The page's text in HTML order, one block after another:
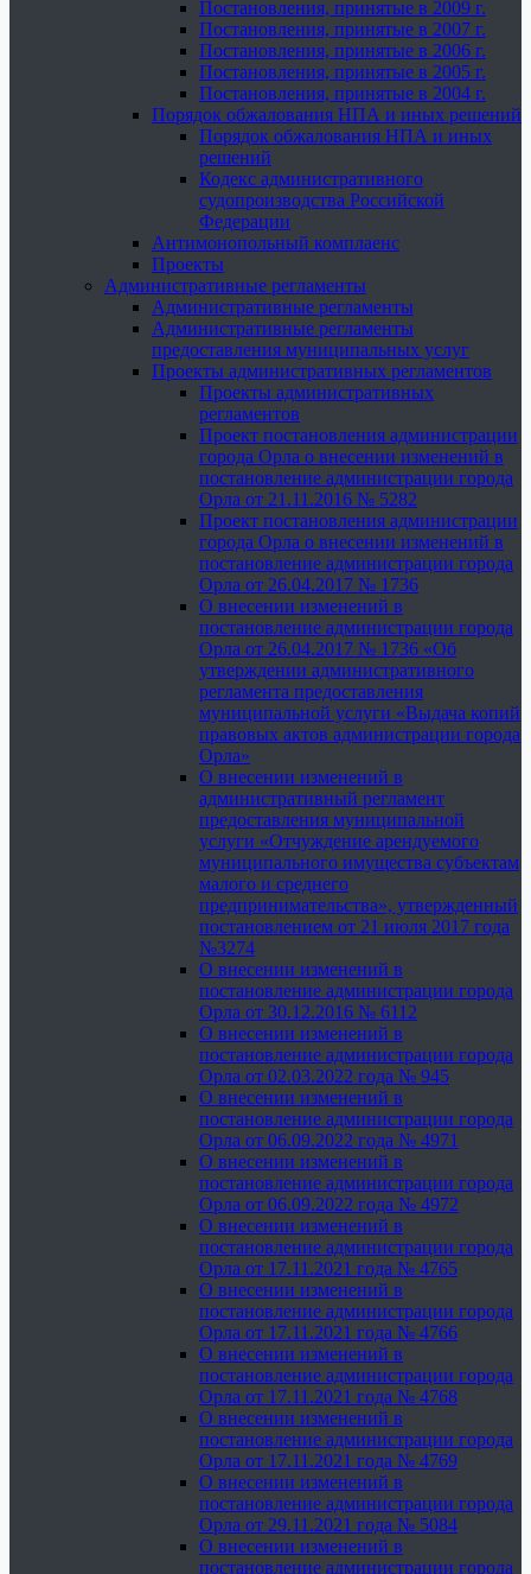
Постановления, принятые в 2009 г.
Постановления, принятые в 2007 г.
Постановления, принятые в 2006 г.
Постановления, принятые в 2005 г.
Постановления, принятые в 2004 г.
Порядок обжалования НПА и иных решений
Порядок обжалования НПА и иных
решений
Кодекс административного
судопроизводства Российской
Федерации
Антимонопольный комплаенс
Проекты
Административные регламенты
Административные регламенты
Административные регламенты
предоставления муниципальных услуг
Проекты административных регламентов
Проекты административных
регламентов
Проект постановления администрации
города Орла о внесении изменений в
постановление администрации города
Орла от 21.11.2016 № 5282
Проект постановления администрации
города Орла о внесении изменений в
постановление администрации города
Орла от 26.04.2017 № 1736
О внесении изменений в
постановление администрации города
Орла от 26.04.2017 № 1736 «Об
утверждении административного
регламента предоставления
муниципальной услуги «Выдача копий
правовых актов администрации города
Орла»
О внесении изменений в
административный регламент
предоставления муниципальной
услуги «Отчуждение арендуемого
муниципального имущества субъектам
малого и среднего
предпринимательства», утвержденный
постановлением от 21 июля 2017 года
№3274
О внесении изменений в
постановление администрации города
Орла от 30.12.2016 № 6112
О внесении изменений в
постановление администрации города
Орла от 02.03.2022 года № 945
О внесении изменений в
постановление администрации города
Орла от 06.09.2022 года № 4971
О внесении изменений в
постановление администрации города
Орла от 06.09.2022 года № 4972
О внесении изменений в
постановление администрации города
Орла от 17.11.2021 года № 4765
О внесении изменений в
постановление администрации города
Орла от 17.11.2021 года № 4766
О внесении изменений в
постановление администрации города
Орла от 17.11.2021 года № 4768
О внесении изменений в
постановление администрации города
Орла от 17.11.2021 года № 4769
О внесении изменений в
постановление администрации города
Орла от 29.11.2021 года № 5084
О внесении изменений в
постановление администрации города